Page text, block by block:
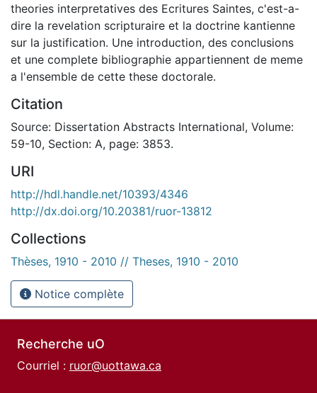
theories interpretatives des Ecritures Saintes, c'est-a-
dire la revelation scripturaire et la doctrine kantienne
sur la justification. Une introduction, des conclusions
et une complete bibliographie appartiennent de meme
a l'ensemble de cette these doctorale.
Citation
Source: Dissertation Abstracts International, Volume:
59-10, Section: A, page: 3853.
URI
http://hdl.handle.net/10393/4346
http://dx.doi.org/10.20381/ruor-13812
Collections
Thèses, 1910 - 2010 // Theses, 1910 - 2010
Notice complète
Recherche uO
Courriel : ruor@uottawa.ca